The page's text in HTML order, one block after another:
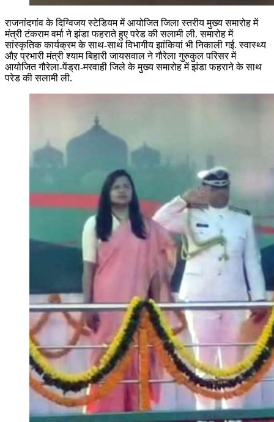
राजनांदगांव के दिग्विजय स्टेडियम में आयोजित जिला स्तरीय मुख्य समारोह में
मंत्री टंकराम वर्मा ने झंडा फहराते हुए परेड की सलामी ली. समारोह में
सांस्कृतिक कार्यक्रम के साथ-साथ विभागीय झांकियां भी निकाली गई. स्वास्थ्य
औऱ प्रभारी मंत्री श्याम बिहारी जायसवाल ने गौरेला गुरुकुल परिसर में
आयोजित गौरेला-पेंड्रा-मरवाही जिले के मुख्य समारोह में झंडा फहराने के साथ
परेड की सलामी ली.